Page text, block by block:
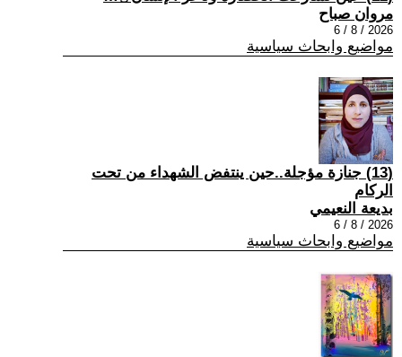
مروان صباح
2026 / 8 / 6
مواضيع وابحاث سياسية
(13) جنازة مؤجلة..حين ينتفض الشهداء من تحت
الركام
بديعة النعيمي
2026 / 8 / 6
مواضيع وابحاث سياسية